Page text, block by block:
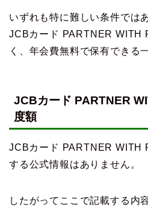
いずれも特に難しい条件では
JCBカード PARTNER WITH
く、年会費無料で保有できる
JCBカード PARTNER
度額
JCBカード PARTNER WITH
する公式情報はありません。
したがってここで記載する内